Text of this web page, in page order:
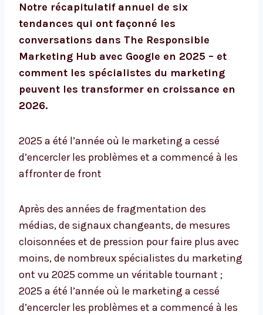
Notre récapitulatif annuel de six
tendances qui ont façonné les
conversations dans The Responsible
Marketing Hub avec Google en 2025 – et
comment les spécialistes du marketing
peuvent les transformer en croissance en
2026.
2025 a été l’année où le marketing a cessé
d’encercler les problèmes et a commencé à les
affronter de front
Après des années de fragmentation des
médias, de signaux changeants, de mesures
cloisonnées et de pression pour faire plus avec
moins, de nombreux spécialistes du marketing
ont vu 2025 comme un véritable tournant ;
2025 a été l’année où le marketing a cessé
d’encercler les problèmes et a commencé à les